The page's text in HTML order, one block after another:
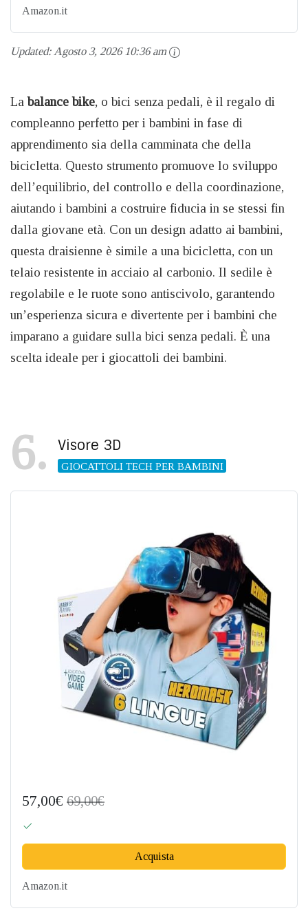
Amazon.it
Updated:Agosto 3, 2026 10:36 am
Labalance bike, o bici senza pedali, è il regalo di
compleanno perfetto per i bambini in fase di
apprendimento sia della camminata che della
bicicletta. Questo strumento promuove lo sviluppo
dell’equilibrio, del controllo e della coordinazione,
aiutando i bambini a costruire fiducia in se stessi fin
dalla giovane età. Con un design adatto ai bambini,
questa draisienne è simile a una bicicletta, con un
telaio resistente in acciaio al carbonio. Il sedile è
regolabile e le ruote sono antiscivolo, garantendo
un’esperienza sicura e divertente per i bambini che
imparano a guidare sulla bici senza pedali. È una
scelta ideale per i giocattoli dei bambini.
6 Visore 3D
GIOCATTOLI TECH PER BAMBINI
57,00€ 69,00€
Acquista
Amazon.it